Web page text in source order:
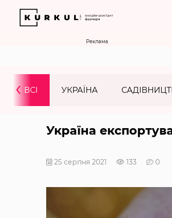
Реклама
ВСІ УКРАЇНА
‹
Україна
25 серпня 2021 133 0